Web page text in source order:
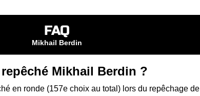
FAQ
Mikhail Berdin
Mikhail Berdin ?
en ronde (157e choix au total) lors du repêchage de